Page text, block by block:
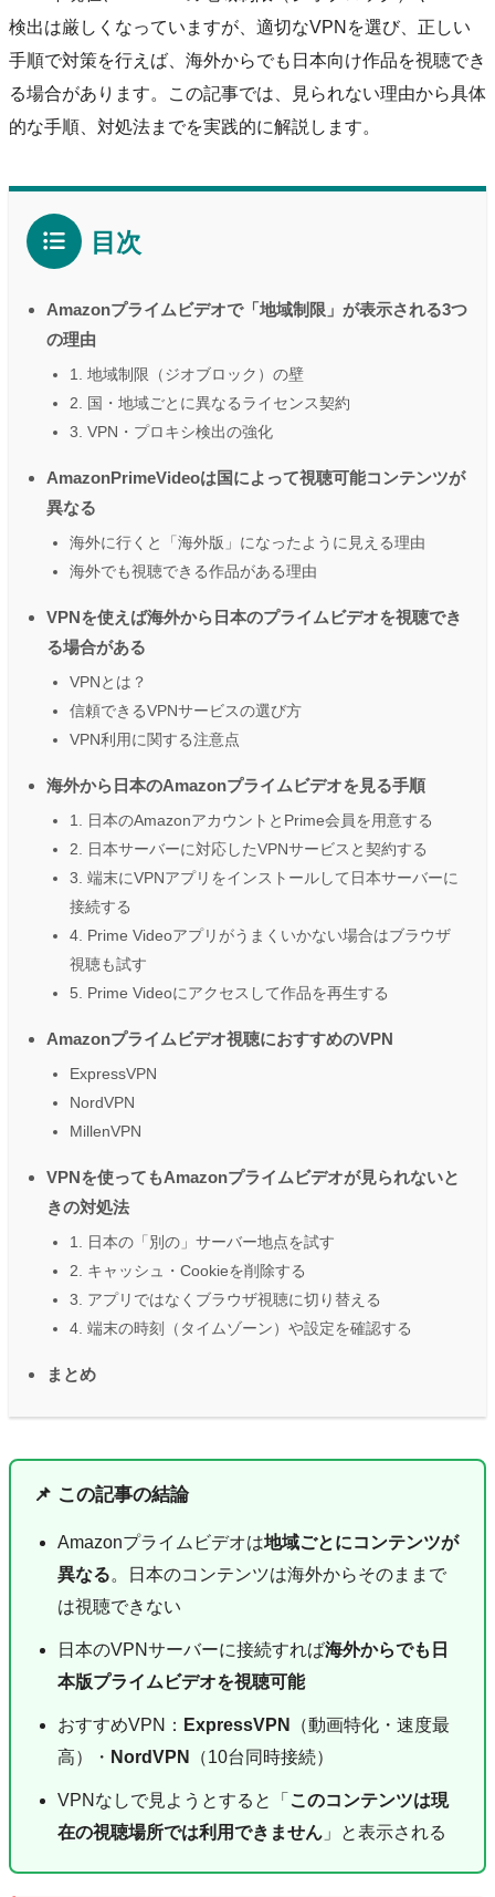
検出は厳しくなっていますが、適切なVPNを選び、正しい
手順で対策を行えば、海外からでも日本向け作品を視聴でき
る場合があります。この記事では、見られない理由から具体
的な手順、対処法までを実践的に解説します。
目次
Amazonプライムビデオで「地域制限」が表示される3つ
の理由
1. 地域制限（ジオブロック）の壁
2. 国・地域ごとに異なるライセンス契約
3. VPN・プロキシ検出の強化
AmazonPrimeVideoは国によって視聴可能コンテンツが
異なる
海外に行くと「海外版」になったように見える理由
海外でも視聴できる作品がある理由
VPNを使えば海外から日本のプライムビデオを視聴でき
る場合がある
VPNとは？
信頼できるVPNサービスの選び方
VPN利用に関する注意点
海外から日本のAmazonプライムビデオを見る手順
1. 日本のAmazonアカウントとPrime会員を用意する
2. 日本サーバーに対応したVPNサービスと契約する
3. 端末にVPNアプリをインストールして日本サーバーに
接続する
4. Prime Videoアプリがうまくいかない場合はブラウザ
視聴も試す
5. Prime Videoにアクセスして作品を再生する
Amazonプライムビデオ視聴におすすめのVPN
ExpressVPN
NordVPN
MillenVPN
VPNを使ってもAmazonプライムビデオが見られないと
きの対処法
1. 日本の「別の」サーバー地点を試す
2. キャッシュ・Cookieを削除する
3. アプリではなくブラウザ視聴に切り替える
4. 端末の時刻（タイムゾーン）や設定を確認する
まとめ
📌 この記事の結論
Amazonプライムビデオは地域ごとにコンテンツが
異なる。日本のコンテンツは海外からそのままで
は視聴できない
日本のVPNサーバーに接続すれば海外からでも日
本版プライムビデオを視聴可能
おすすめVPN： ExpressVPN
（動画特化・速度最
高）・ NordVPN （10台同時接続）
VPNなしで見ようとすると「 このコンテンツは現
在の視聴場所では利用できません 」と表示される